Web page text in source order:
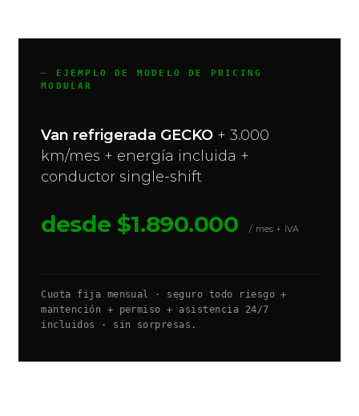
— EJEMPLO DE MODELO DE PRICING
MODULAR
Van refrigerada GECKO + 3.000
km/mes + energía incluida +
conductor single-shift
desde $1.890.000 / mes + IVA
Cuota fija mensual · seguro todo riesgo +
mantención + permiso + asistencia 24/7
incluidos · sin sorpresas.